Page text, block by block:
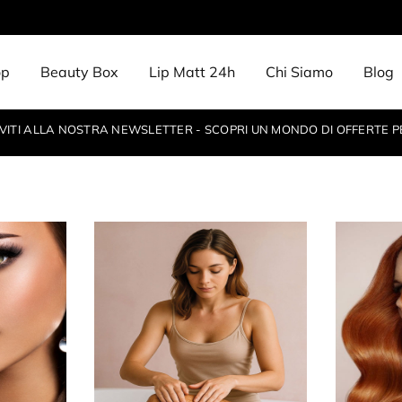
Beauty Box Lip Matt 24h Chi Siamo Blog
ALLA NOSTRA NEWSLETTER - SCOPRI UN MONDO DI OFFERTE